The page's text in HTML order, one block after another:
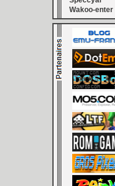
Wakoo-enter